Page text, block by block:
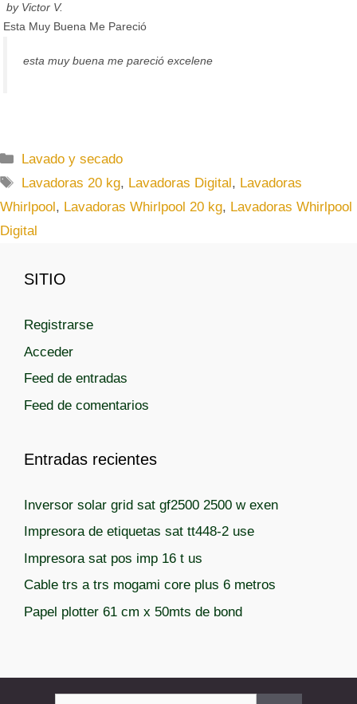
by Victor V.
Esta Muy Buena Me Pareció
esta muy buena me pareció excelene
C
a
g
r
a
Lavado y secado
E
t
e
a
Lavadoras 20 kg, Lavadoras Digital , Lavadoras
Whirlpool , Lavadoras Whirlpool 20 kg, Lavadoras Whirlpool
Digital
SITIO
Registrarse
Acceder
Feed de entradas
Feed de comentarios
Entradas recientes
Inversor solar grid sat gf2500 2500 w exen
Impresora de etiquetas sat tt448-2 use
Impresora sat pos imp 16 t us
Cable trs a trs mogami core plus 6 metros
Papel plotter 61 cm x 50mts de bond